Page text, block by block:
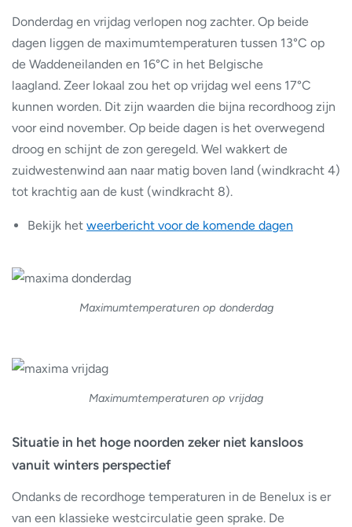
Donderdag en vrijdag verlopen nog zachter. Op beide
dagen liggen de maximumtemperaturen tussen 13°C op
de Waddeneilanden en 16°C in het Belgische
laagland. Zeer lokaal zou het op vrijdag wel eens 17°C
kunnen worden. Dit zijn waarden die bijna recordhoog zijn
voor eind november. Op beide dagen is het overwegend
droog en schijnt de zon geregeld. Wel wakkert de
zuidwestenwind aan naar matig boven land (windkracht 4)
tot krachtig aan de kust (windkracht 8).
Bekijk het weerbericht voor de komende dagen
Maximumtemperaturen op donderdag
Maximumtemperaturen op vrijdag
Situatie in het hoge noorden zeker niet kansloos
vanuit winters perspectief
Ondanks de recordhoge temperaturen in de Benelux is er
van een klassieke westcirculatie geen sprake. De